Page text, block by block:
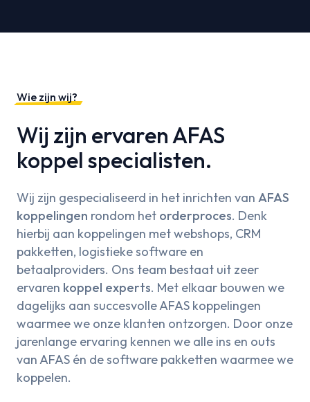
Wie zijn wij?
Wij zijn ervaren AFAS
koppel specialisten.
Wij zijn gespecialiseerd in het inrichten van AFAS
koppelingen rondom het orderproces. Denk
hierbij aan koppelingen met webshops, CRM
pakketten, logistieke software en
betaalproviders. Ons team bestaat uit zeer
ervaren koppel experts. Met elkaar bouwen we
dagelijks aan succesvolle AFAS koppelingen
waarmee we onze klanten ontzorgen. Door onze
jarenlange ervaring kennen we alle ins en outs
van AFAS én de software pakketten waarmee we
koppelen.